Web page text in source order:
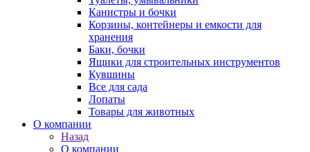
Канистры и бочки
Корзины, контейнеры и емкости для
хранения
Баки, бочки
Ящики для строительных инструментов
Кувшины
Все для сада
Лопаты
Товары для животных
О компании
Назад
О компании